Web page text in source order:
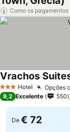
Como os
3 EstrelasHotel Opções
Vrachos
9,2 Excelente 550
De € 72